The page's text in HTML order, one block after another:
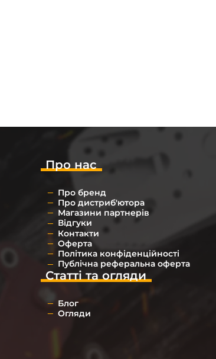
Про нас
Про бренд
Про дистриб'ютора
Магазини партнерів
Відгуки
Контакти
Оферта
Політика конфіденційності
Публічна реферальна оферта
Статті та огляди
Блог
Огляди